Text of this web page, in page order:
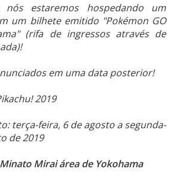
estaremos hospedando um
um bilhete emitido "Pokémon GO
(rifa de ingressos através de
em uma data posterior!
2019
terça-feira, 6 de agosto a segunda-
de 2019
Minato Mirai área de Yokohama